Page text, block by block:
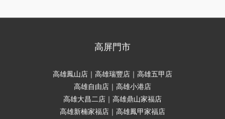
高屏門市
高雄鳳山店｜高雄瑞豐店｜高雄五甲店
高雄自由店｜高雄小港店
高雄大昌二店｜高雄鼎山家福店
高雄新楠家福店｜高雄鳳甲家福店